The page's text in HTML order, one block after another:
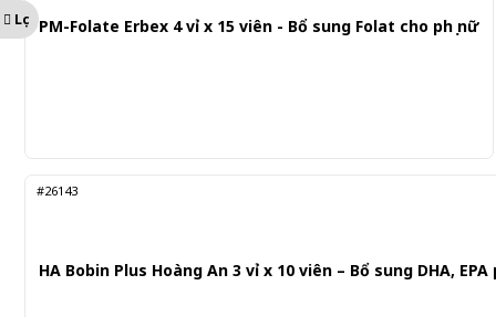
PM-Folate Erbex 4 vỉ x 15 viên - Bổ sung Folat cho phụ nữ
#26143
HA Bobin Plus Hoàng An 3 vỉ x 10 viên – Bổ sung DHA,
Lọc